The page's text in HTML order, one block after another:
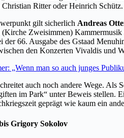
Ritter oder Heinrich Schütz.
gilt sicherlich Andreas
(Kirche Zweisimmen)
der 66. Ausgabe des Gstaad
den Konzerten Vivaldis und
„Wenn man so auch junges
auch noch andere Wege.
im Park“ unter Beweis stellen.
geprägt wie kaum ein
Grigory Sokolov